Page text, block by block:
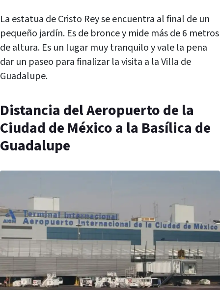
La estatua de Cristo Rey se encuentra al final de un
pequeño jardín. Es de bronce y mide más de 6 metros
de altura. Es un lugar muy tranquilo y vale la pena
dar un paseo para finalizar la visita a la Villa de
Guadalupe.
Distancia del Aeropuerto de la
Ciudad de México a la Basílica de
Guadalupe